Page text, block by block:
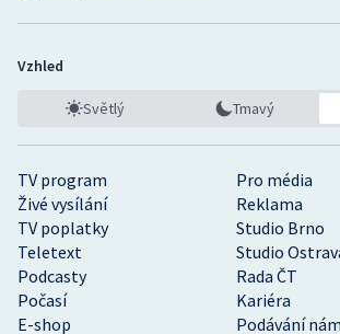
Volejbal
Ostatní
TV program
Pro média
Živé vysílání
Reklama
TV poplatky
Studio Brno
Teletext
Studio
Podcasty
Rada ČT
Počasí
Kariéra
E-shop
Podávání
Vzhled
Světlý Tmavý